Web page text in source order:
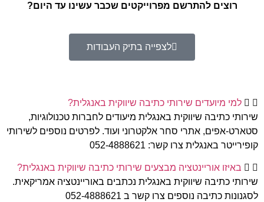
רוצים להתרשם מפרוייקטים שכבר עשינו עד היום?
לצפייה בתיק העבודות
למי מיועדים שירותי כתיבה שיווקית באנגלית?
שירותי כתיבה שיווקית באנגלית מיעודים לחברות טכנולוגיות,
סטארט-אפים, אתרי סחר אלקטרוני ועוד. לפרטים נוספים לשירותי
קופירייטר באנגלית צרו קשר: 052-4888621
באיזו אוריינטציה מבצעים שירותי כתיבה שיווקית באנגלית?
שירותי כתיבה שיווקית באנגלית נכתבים באוריינטציה אמריקאית.
לסגנונות כתיבה נוספים צרו קשר ב 052-4888621